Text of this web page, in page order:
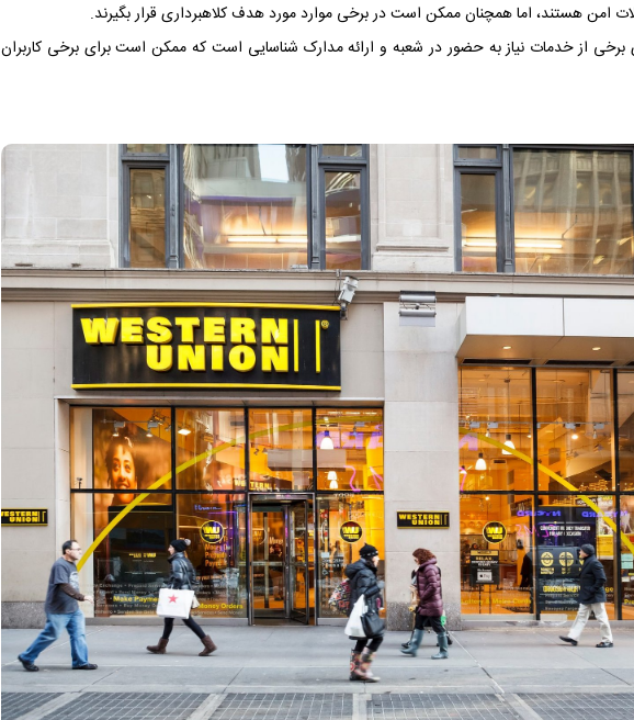
امن هستند، اما همچنان ممکن است در برخی موارد مورد هدف کلاهبرداری قرار بگیرند.
برخی از خدمات نیاز به حضور در شعبه و ارائه مدارک شناسایی است که ممکن است برای برخی کاربران